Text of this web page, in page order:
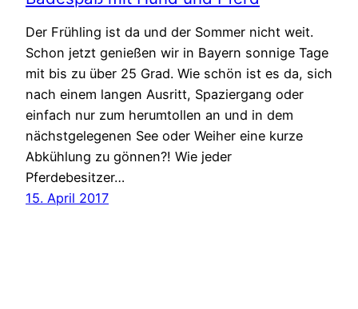
Der Frühling ist da und der Sommer nicht weit.
Schon jetzt genießen wir in Bayern sonnige Tage
mit bis zu über 25 Grad. Wie schön ist es da, sich
nach einem langen Ausritt, Spaziergang oder
einfach nur zum herumtollen an und in dem
nächstgelegenen See oder Weiher eine kurze
Abkühlung zu gönnen?! Wie jeder
Pferdebesitzer…
15. April 2017